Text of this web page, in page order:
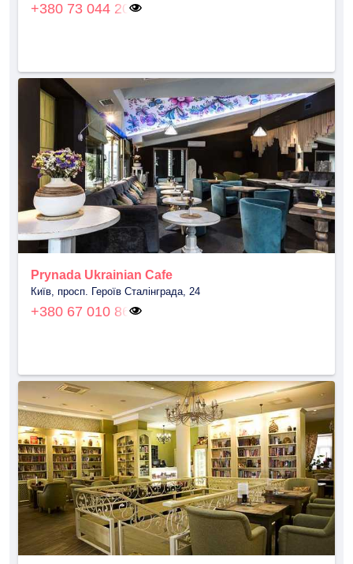
+380 73 044 20
Prynada Ukrainian Cafe
Київ, просп. Героїв Сталінграда, 24
+380 67 010 86